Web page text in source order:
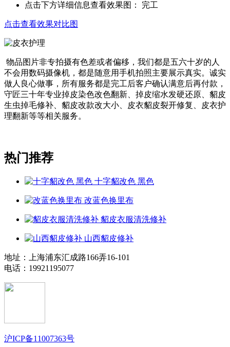
点击下方详细信息查看效果图： 完工
点击查看效果对比图
物品图片非专拍摄有色差或者偏移，我们都是五六十岁的人
不会用数码摄像机，都是随意用手机拍照主要展示真实。诚实
做人良心做事，所有服务都是完工后客户确认满意后再付款，
守匠三十年专业掉皮染色改色翻新、掉皮缩水发硬还原、貂皮
生虫掉毛修补、貂皮改款改大小、皮衣貂皮裂开修复、皮衣护
理翻新等等相关服务。
热门推荐
十字貂改色 黑色
改蓝色换里布
貂皮衣服清洗修补
山西貂皮修补
地址：上海浦东汇成路166弄16-101
电话：19921195077
沪ICP备11007363号